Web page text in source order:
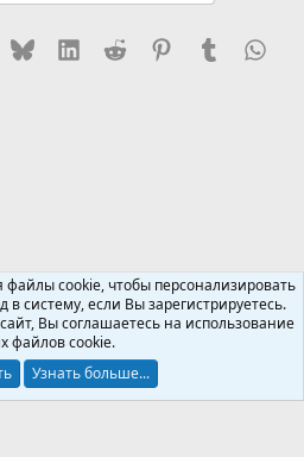
(Twitter)
BlueskyLinkedInReddit PinterestTumblr
почта
правила
Помощь
cookie, чтобы персонализировать
в систему, если Вы зарегистрируетесь.
Вы соглашаетесь на использование
файлов cookie.
Узнать больше...